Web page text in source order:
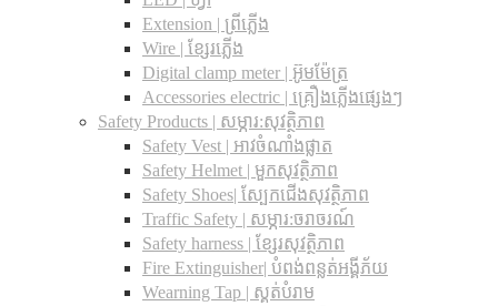
Extension | ព្រីភ្លើង
Wire | ខ្សែរភ្លើង
Digital clamp meter | អ៊ូមម៉ែត្រ
Accessories electric | គ្រឿងភ្លើងផ្សេងៗ
Safety Products | សម្ភារ:សុវត្ថិភាព
Safety Vest | អាវចំណាំងផ្លាត
Safety Helmet | មួកសុវត្ថិភាព
Safety Shoes| ស្បែកជើងសុវត្ថិភាព
Traffic Safety​ | សម្ភារ:ចរាចរណ៍
Safety harness | ខ្សែរសុវត្ថិភាព
Fire Extinguisher| បំពង់ពន្លត់អង្គីភ័យ
Wearning Tap | ស្គត់បំរាម